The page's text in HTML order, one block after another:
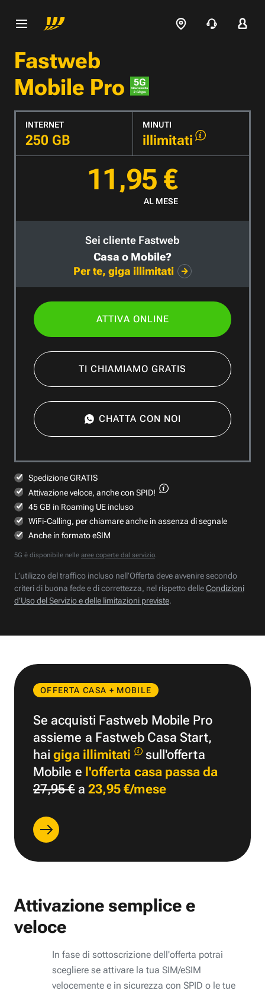
Fastweb
Mobile Pro
INTERNET
250 GB
MINUTI
illimitati
11,95 €
AL MESE
Sei cliente Fastweb
Casa o Mobile?
Per te, giga illimitati
ATTIVA ONLINE
TI CHIAMIAMO GRATIS
CHATTA CON NOI
Spedizione GRATIS
Attivazione veloce, anche con SPID!
45 GB in Roaming UE incluso
WiFi-Calling, per chiamare anche in assenza di segnale
Anche in formato eSIM
5G è disponibile nelle aree coperte dal servizio.
L’utilizzo del traffico incluso nell’Offerta deve avvenire secondo
criteri di buona fede e di correttezza, nel rispetto delleCondizioni
d’Uso del Servizio e delle limitazioni previste.
OFFERTA CASA + MOBILE
Se acquisti Fastweb Mobile Pro
assieme a Fastweb Casa Start,
haigiga illimitati
sull'offerta
Mobile e l'offerta casa passa da
27,95 €a 23,95 €/mese
Attivazione semplice e
veloce
In fase di sottoscrizione dell'offerta potrai
scegliere se attivare la tua SIM/eSIM
velocemente e in sicurezza con SPID o le tue